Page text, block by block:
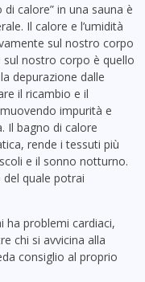
calore” in una sauna è
Il calore e l’umidità
sul nostro corpo
sul nostro corpo è quello
depurazione dalle
il ricambio e il
impurità e
Il bagno di calore
rende i tessuti più
e il sonno notturno.
quale potrai
ha problemi cardiaci,
chi si avvicina alla
consiglio al proprio